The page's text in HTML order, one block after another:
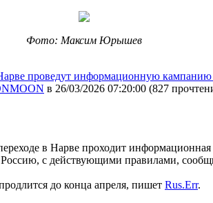
Фото: Максим Юрышев
проведут информационную
в 26/03/2026 07:20:00 (827
в Нарве проходит
с действующими правилами,
до конца апреля, пишет Rus.Err.